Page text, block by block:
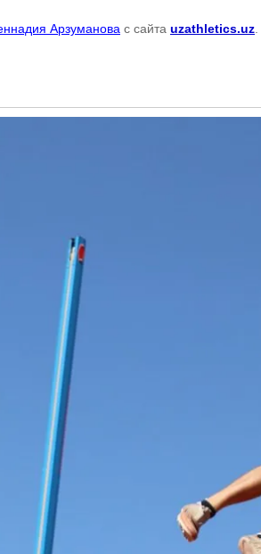
Арзуманова с сайта uzathletics.uz